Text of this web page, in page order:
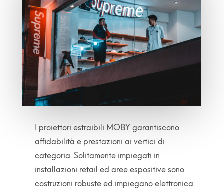
I proiettori estraibili MOBY garantiscono
affidabilità e prestazioni ai vertici di
categoria. Solitamente impiegati in
installazioni retail ed aree espositive sono
costruzioni robuste ed impiegano elettronica